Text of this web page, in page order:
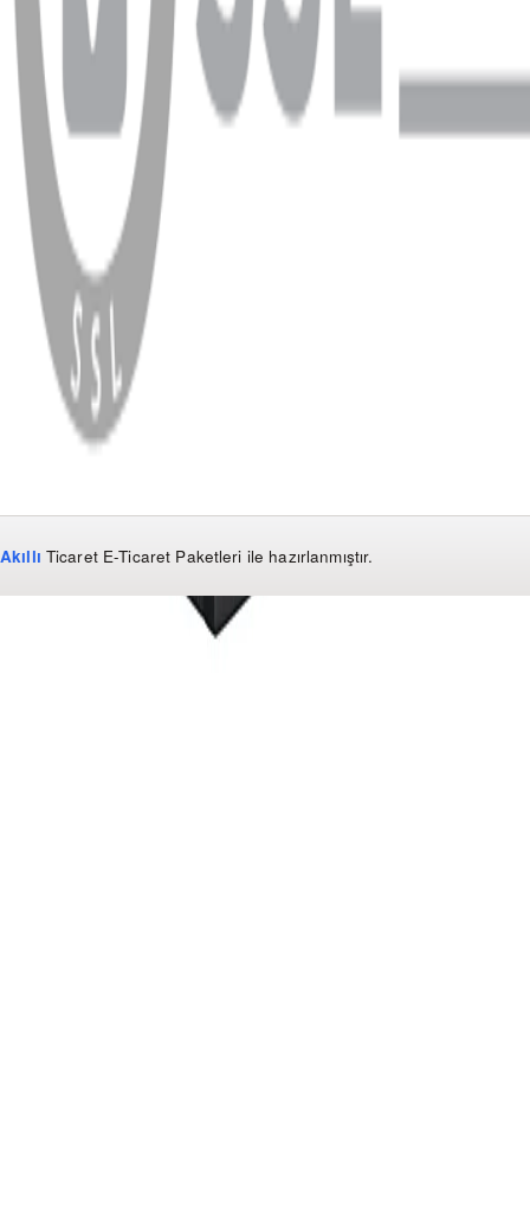
WhatsApp Facebook
Copyright
2026 Dükkan Hifi
Akıllı Ticaret E-Ticaret Paketleri ile hazırlanmıştır.